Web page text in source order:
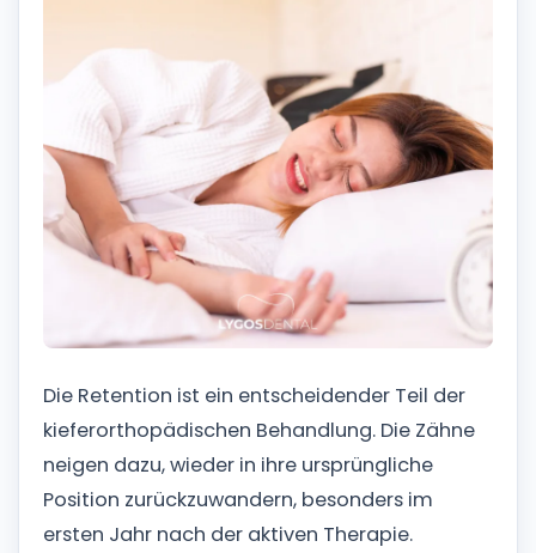
Die Retention ist ein entscheidender Teil der
kieferorthopädischen Behandlung. Die Zähne
neigen dazu, wieder in ihre ursprüngliche
Position zurückzuwandern, besonders im
ersten Jahr nach der aktiven Therapie.